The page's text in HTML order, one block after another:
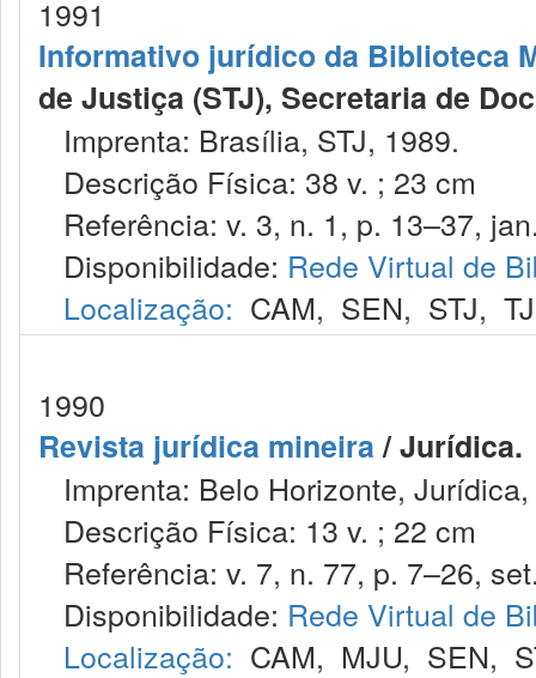
1991
Informativo jurídico da Biblioteca
de Justiça (STJ), Secretaria de
Imprenta: Brasília, STJ, 1989.
Descrição Física: 38 v. ; 23 cm
Referência: v. 3, n. 1, p. 13–37,
Disponibilidade: Rede Virtual de
Localização: CAM, SEN, STJ,
1990
Revista jurídica mineira/ Jurídica.
Imprenta: Belo Horizonte,
Descrição Física: 13 v. ; 22 cm
Referência: v. 7, n. 77, p. 7–26,
Disponibilidade: Rede Virtual de
Localização: CAM, MJU, SEN,